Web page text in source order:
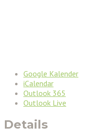
Google Kalender
iCalendar
Outlook 365
Outlook Live
Details